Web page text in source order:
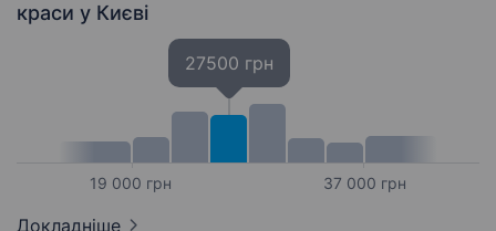
краси у Києві
19 000 грн
27500 грн
37 000 грн
Докладніше